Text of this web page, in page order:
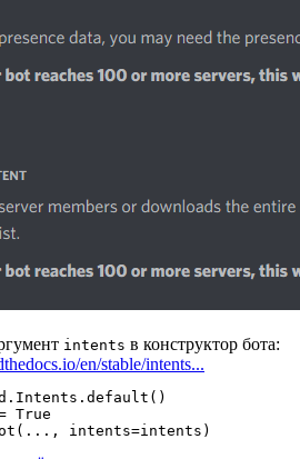
intents в конструктор бота:
en/stable/intents...
True
intents=intents)